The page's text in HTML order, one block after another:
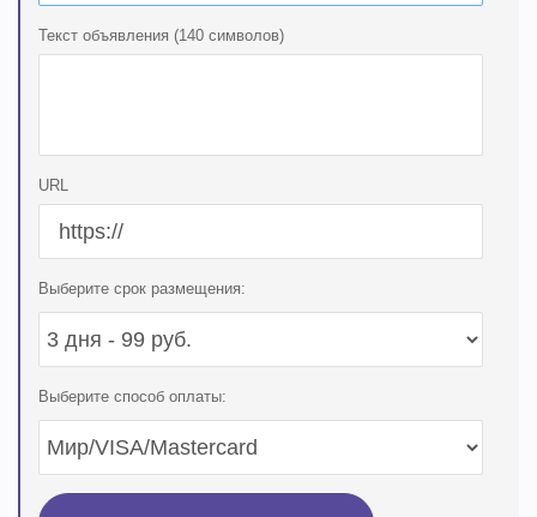
Текст объявления (140 символов)
URL
Выберите срок размещения:
Выберите способ оплаты: